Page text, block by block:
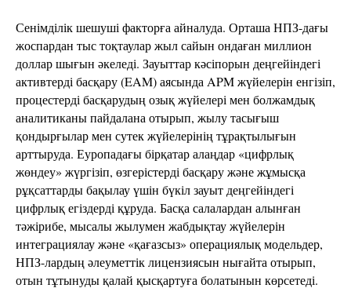
Сенімділік шешуші факторға айналуда. Орташа НПЗ-дағы
жоспардан тыс тоқтаулар жыл сайын ондаған миллион
доллар шығын әкеледі. Зауыттар кәсіпорын деңгейіндегі
активтерді басқару (EAM) аясында APM жүйелерін енгізіп,
процестерді басқарудың озық жүйелері мен болжамдық
аналитиканы пайдалана отырып, жылу тасығыш
қондырғылар мен сутек жүйелерінің тұрақтылығын
арттыруда. Еуропадағы бірқатар алаңдар «цифрлық
жөндеу» жүргізіп, өзгерістерді басқару және жұмысқа
рұқсаттарды бақылау үшін бүкіл зауыт деңгейіндегі
цифрлық егіздерді құруда. Басқа салалардан алынған
тәжірибе, мысалы жылумен жабдықтау жүйелерін
интеграциялау және «қағазсыз» операциялық модельдер,
НПЗ-лардың әлеуметтік лицензиясын нығайта отырып,
отын тұтынуды қалай қысқартуға болатынын көрсетеді.